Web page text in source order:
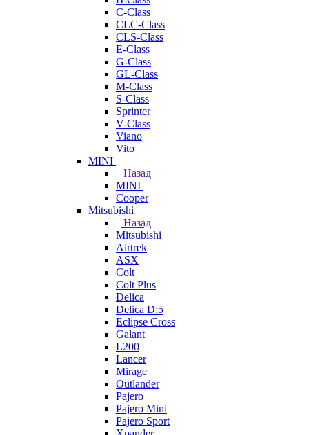
C-Class
CLC-Class
CLS-Class
E-Class
G-Class
GL-Class
M-Class
S-Class
Sprinter
V-Class
Viano
Vito
MINI
Назад
MINI
Cooper
Mitsubishi
Назад
Mitsubishi
Airtrek
ASX
Colt
Colt Plus
Delica
Delica D:5
Eclipse Cross
Galant
L200
Lancer
Mirage
Outlander
Pajero
Pajero Mini
Pajero Sport